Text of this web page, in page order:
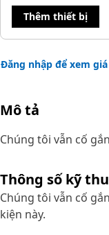
Thêm thiết bị
Đăng nhập để xem
Mô tả
Chúng tôi vẫn cố
Thông số kỹ
Chúng tôi vẫn cố
kiện này.